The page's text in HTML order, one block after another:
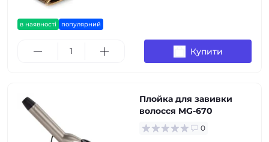
в наявності популярний
Купити
Плойка для завивки
волосся MG-670
0